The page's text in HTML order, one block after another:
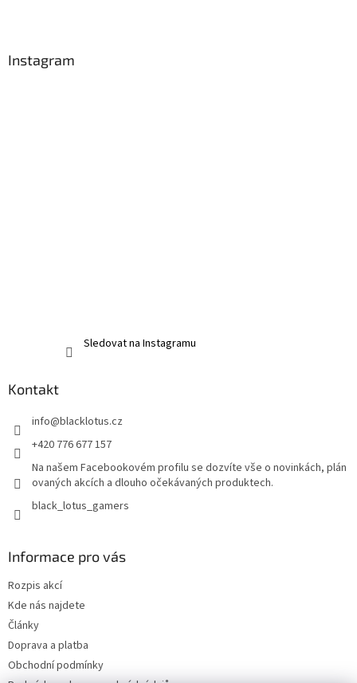
Instagram
Sledovat na Instagramu
Kontakt
info@blacklotus.cz
+420 776 677 157
Na našem Facebookovém profilu se dozvíte vše o novinkách, plán
ovaných akcích a dlouho očekávaných produktech.
black_lotus_gamers
Informace pro vás
Rozpis akcí
Kde nás najdete
Články
Doprava a platba
Obchodní podmínky